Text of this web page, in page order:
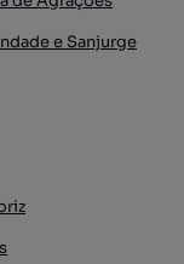
e Sanjurge